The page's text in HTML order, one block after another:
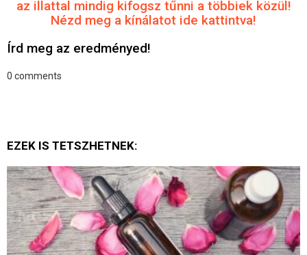
az illattal mindig kifogsz tűnni a többiek közül!
Nézd meg a kínálatot ide kattintva!
Írd meg az eredményed!
0 comments
EZEK IS TETSZHETNEK: